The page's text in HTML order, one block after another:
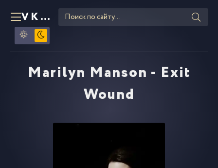
VKLIPE RU
Marilyn Manson - Exit
Wound